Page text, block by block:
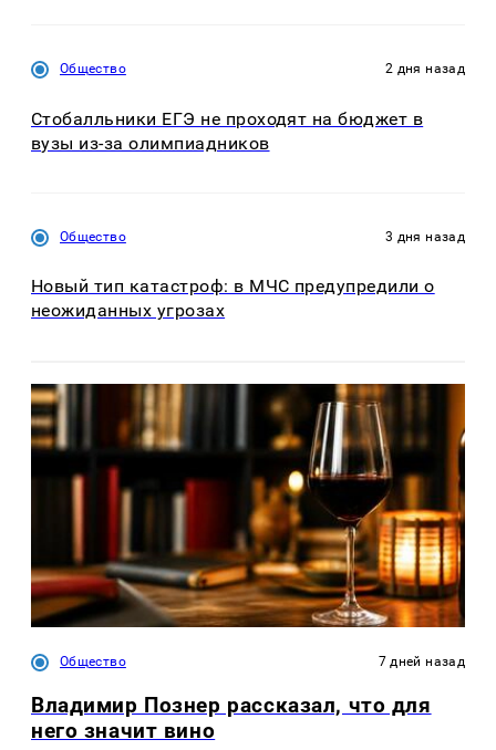
Общество 2 дня назад
Стобалльники ЕГЭ не проходят на бюджет в
вузы из-за олимпиадников
Общество 3 дня назад
Новый тип катастроф: в МЧС предупредили о
неожиданных угрозах
Общество 7 дней назад
Владимир Познер рассказал, что для
него значит вино